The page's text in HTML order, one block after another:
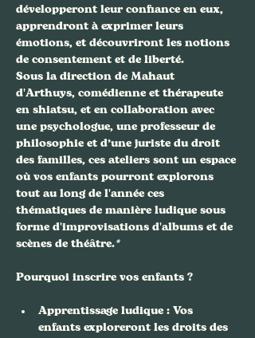
développeront leur confiance en eux,
apprendront à exprimer leurs
émotions, et découvriront les notions
de consentement et de liberté.
Sous la direction de Mahaut
d'Arthuys, comédienne et thérapeute
en shiatsu, et en collaboration avec
une psychologue, une professeur de
philosophie et d’une juriste du droit
des familles, ces ateliers sont un espace
où vos enfants pourront explorons
tout au long de l'année ces
thématiques de manière ludique sous
forme d'improvisations d'albums et de
scènes de théâtre.*
Apprentissage ludique : Vos
enfants exploreront les droits des